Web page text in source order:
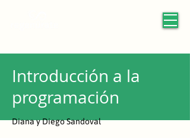
Introducción a la
programación
Diana y Diego Sandoval